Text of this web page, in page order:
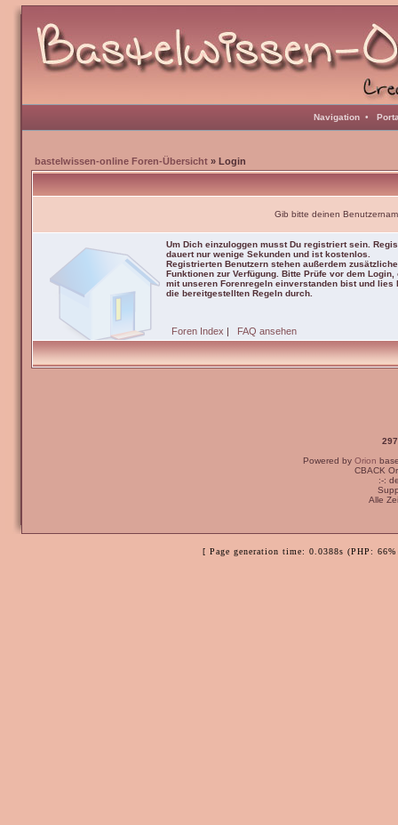
Navigation •
bastelwissen-online Foren-Übersicht » Login
Gib bitte deinen
Um Dich einzuloggen musst Du registriert sein.
dauert nur wenige Sekunden und ist kostenlos.
Registrierten Benutzern stehen außerdem zusätzliche
Funktionen zur Verfügung. Bitte Prüfe vor dem Login,
mit unseren Forenregeln einverstanden bist und lies
die bereitgestellten Regeln durch.
Foren Index | FAQ ansehen
Powered by Orion
CBACK
:-:
Alle
[ Page generation time: 0.0388s (PHP: